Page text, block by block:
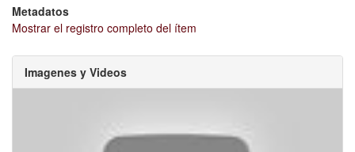
Metadatos
Mostrar el registro completo del ítem
Imagenes y Videos